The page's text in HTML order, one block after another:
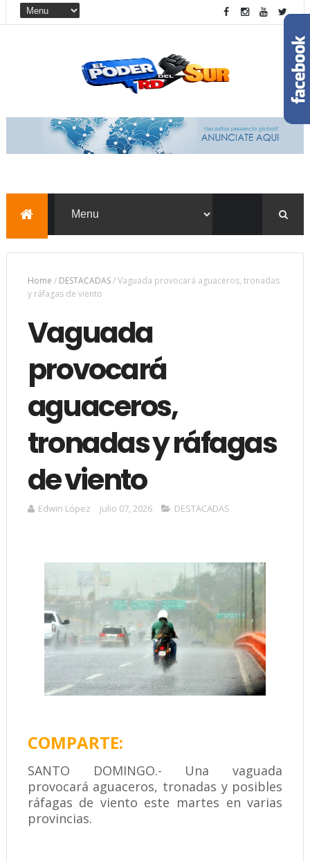
Home / DESTACADAS/Vaguada provocará aguaceros, tronadas
y ráfagas de viento
Vaguada
provocará
aguaceros,
tronadas y ráfagas
de viento
Edwin López julio 07, 2026 DESTACADAS
COMPARTE:
SANTO DOMINGO.- Una vaguada
provocará aguaceros, tronadas y posibles
ráfagas de viento este martes en varias
provincias.